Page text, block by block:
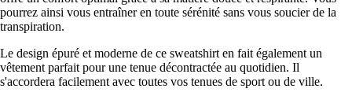
pourrez ainsi vous entraîner en toute sérénité sans vous soucier de la
transpiration.
Le design épuré et moderne de ce sweatshirt en fait également un
vêtement parfait pour une tenue décontractée au quotidien. Il
s'accordera facilement avec toutes vos tenues de sport ou de ville.